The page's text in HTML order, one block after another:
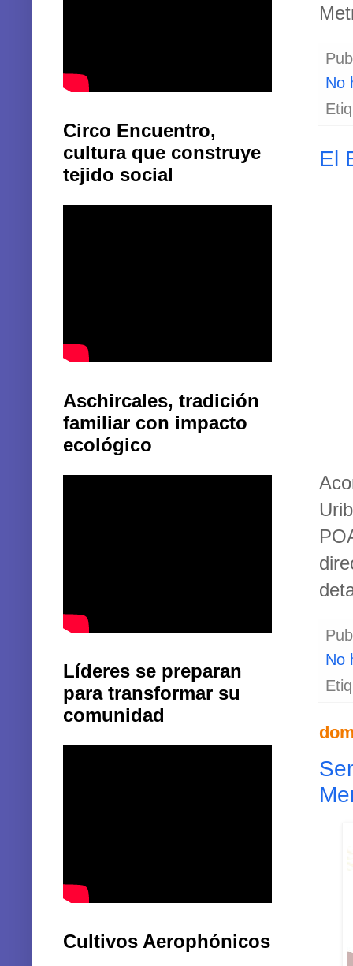
No
El
No
Circo Encuentro,
cultura que construye
tejido social
Aschircales, tradición
familiar con impacto
ecológico
Líderes se preparan
para transformar su
comunidad
Cultivos Aerophónicos